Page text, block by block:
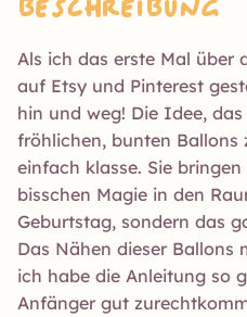
Beschreibung
Als ich das erste Mal über
auf Etsy und Pinterest
hin und weg! Die Idee,
fröhlichen, bunten Ballons
einfach klasse. Sie
bisschen Magie in den
Geburtstag, sondern das
Das Nähen dieser Ballons
ich habe die Anleitung so
Anfänger gut